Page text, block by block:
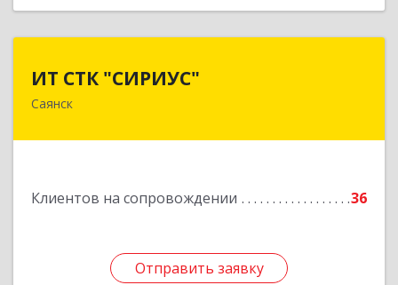
ИТ СТК "СИРИУС"
Саянск
Клиентов на сопровождении 36
Отправить заявку
666303, Иркутская обл, Саянск г, Юбилейный
Отправить заявку